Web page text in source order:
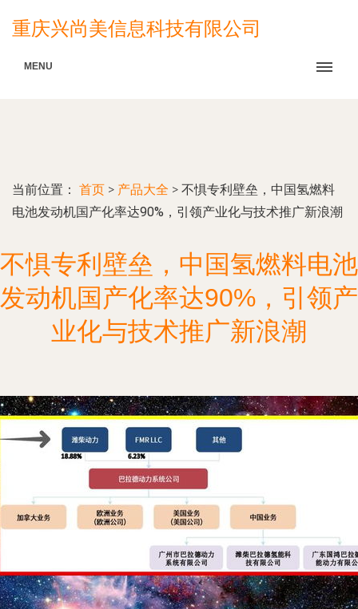
重庆兴尚美信息科技有限公司
MENU
当前位置： 首页 > 产品大全 > 不惧专利壁垒，中国氢燃料
电池发动机国产化率达90%，引领产业化与技术推广新浪潮
不惧专利壁垒，中国氢燃料电池
发动机国产化率达90%，引领产
业化与技术推广新浪潮